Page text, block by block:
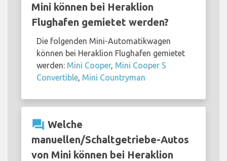
Mini können bei Heraklion
Flughafen gemietet werden?
Die folgenden Mini-Automatikwagen
können bei Heraklion Flughafen gemietet
werden: Mini Cooper, Mini Cooper S
Convertible Mini Countryman
question_answer Welche
manuellen/Schaltgetriebe-Autos
von Mini können bei Heraklion